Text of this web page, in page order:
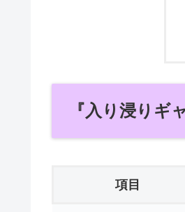
『入り浸りギ
項目